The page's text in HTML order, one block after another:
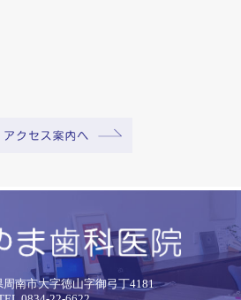
周南市大字徳山字御弓丁4181